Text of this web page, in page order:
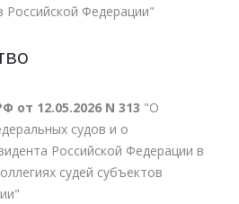
Российской Федерации"
от 12.05.2026 N 313 "О
судов и о
Российской Федерации в
судей субъектов